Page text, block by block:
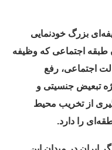
بزرگ خودنمایی
طبقه اجتماعی که وظیفه
اجتماعی، رفع
تبعیض جنسیتی و
از تخریب محیط
را دارد.